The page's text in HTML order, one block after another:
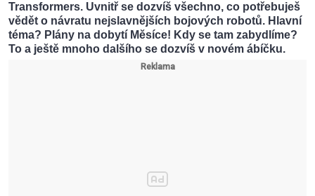
Transformers. Uvnitř se dozvíš všechno, co potřebuješ
vědět o návratu nejslavnějších bojových robotů. Hlavní
téma? Plány na dobytí Měsíce! Kdy se tam zabydlíme?
To a ještě mnoho dalšího se dozvíš v novém ábíčku.